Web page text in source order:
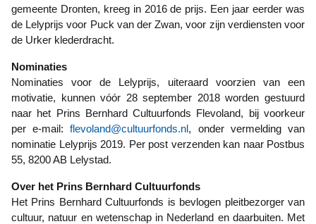
gemeente Dronten, kreeg in 2016 de prijs. Een jaar eerder was
de Lelyprijs voor Puck van der Zwan, voor zijn verdiensten voor
de Urker klederdracht.
Nominaties
Nominaties voor de Lelyprijs, uiteraard voorzien van een
motivatie, kunnen vóór 28 september 2018 worden gestuurd
naar het Prins Bernhard Cultuurfonds Flevoland, bij voorkeur
per e-mail:flevoland@cultuurfonds.nl, onder vermelding van
nominatie Lelyprijs 2019. Per post verzenden kan naar Postbus
55, 8200 AB Lelystad.
Over het Prins Bernhard Cultuurfonds
Het Prins Bernhard Cultuurfonds is bevlogen pleitbezorger van
cultuur, natuur en wetenschap in Nederland en daarbuiten. Met